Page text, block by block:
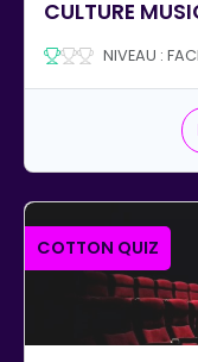
CULTURE
NIVEAU :
COTTON QUIZ